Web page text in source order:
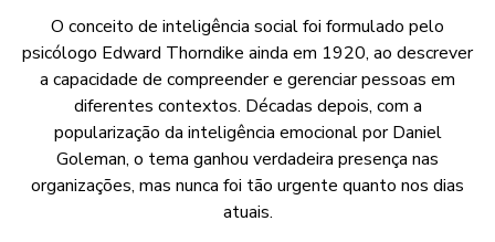
O conceito de inteligência social foi formulado pelo
psicólogo Edward Thorndike ainda em 1920, ao descrever
a capacidade de compreender e gerenciar pessoas em
diferentes contextos. Décadas depois, com a
popularização da inteligência emocional por Daniel
Goleman, o tema ganhou verdadeira presença nas
organizações, mas nunca foi tão urgente quanto nos dias
atuais.